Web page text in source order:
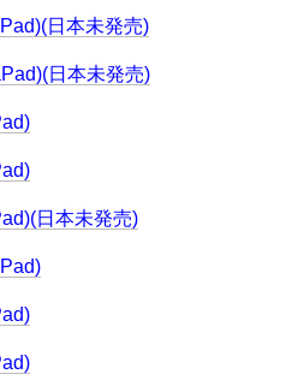
日本未発売)
日本未発売)
日本未発売)